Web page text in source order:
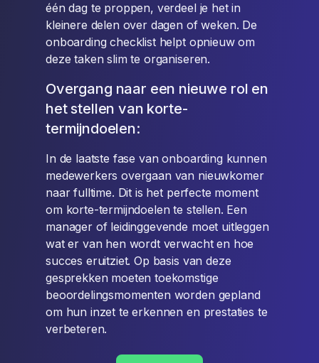
één dag te proppen, verdeel je het in
kleinere delen over dagen of weken. De
onboarding checklist helpt opnieuw om
deze taken slim te organiseren.
Overgang naar een nieuwe rol en
het stellen van korte-
termijndoelen:
In de laatste fase van onboarding kunnen
medewerkers overgaan van nieuwkomer
naar fulltime. Dit is het perfecte moment
om korte-termijndoelen te stellen. Een
manager of leidinggevende moet uitleggen
wat er van hen wordt verwacht en hoe
succes eruitziet. Op basis van deze
gesprekken moeten toekomstige
beoordelingsmomenten worden gepland
om hun inzet te erkennen en prestaties te
verbeteren.